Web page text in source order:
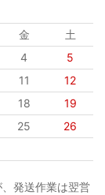
金
土
4
5
11
12
18
19
25
26
発送作業は翌営